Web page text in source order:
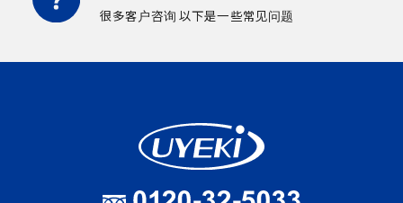
很多客户咨询 以下是一些常见问题